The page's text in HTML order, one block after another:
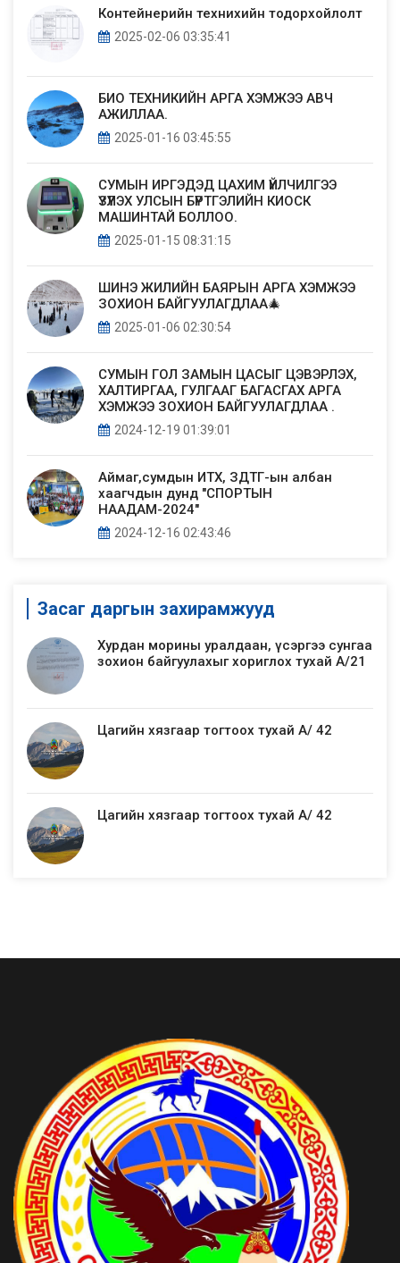
Контейнерийн технихийн тодорхойлолт
2025-02-06 03:35:41
БИО ТЕХНИКИЙН АРГА ХЭМЖЭЭ АВЧ
АЖИЛЛАА.
2025-01-16 03:45:55
СУМЫН ИРГЭДЭД ЦАХИМ ҮЙЛЧИЛГЭЭ
ҮЗҮҮЛЭХ УЛСЫН БҮРТГЭЛИЙН КИОСК
МАШИНТАЙ БОЛЛОО.
2025-01-15 08:31:15
ШИНЭ ЖИЛИЙН БАЯРЫН АРГА ХЭМЖЭЭ
ЗОХИОН БАЙГУУЛАГДЛАА🎄
2025-01-06 02:30:54
СУМЫН ГОЛ ЗАМЫН ЦАСЫГ ЦЭВЭРЛЭХ,
ХАЛТИРГАА, ГУЛГААГ БАГАСГАХ АРГА
ХЭМЖЭЭ ЗОХИОН БАЙГУУЛАГДЛАА .
2024-12-19 01:39:01
Аймаг,сумдын ИТХ, ЗДТГ-ын албан
хаагчдын дунд "СПОРТЫН
НААДАМ-2024"
2024-12-16 02:43:46
Засаг даргын захирамжууд
Хурдан морины уралдаан, үсэргээ сунгаа
зохион байгуулахыг хориглох тухай А/21
Цагийн хязгаар тогтоох тухай А/ 42
Цагийн хязгаар тогтоох тухай А/ 42